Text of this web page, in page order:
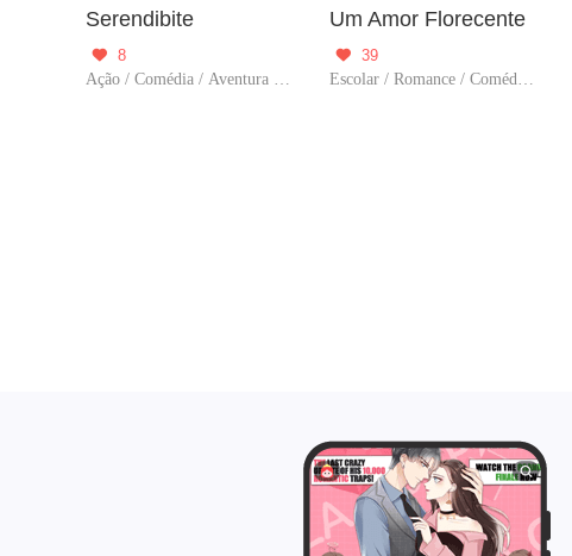
Serendibite

8
Ação / Comédia / Aventura / Criadore
Um Amor Florecente

39
Escolar / Romance / Comédia / Criadore